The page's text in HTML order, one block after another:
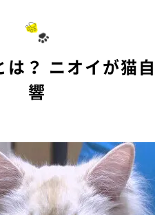
？ ニオイが猫
響